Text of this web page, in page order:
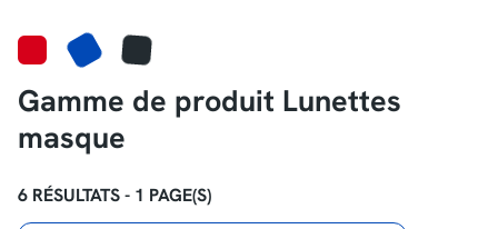
Gamme de produit Lunettes
masque
6 RÉSULTATS - 1 PAGE(S)